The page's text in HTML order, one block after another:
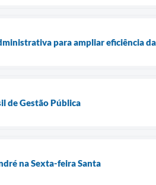
para ampliar eficiência
de Gestão Pública
na Sexta-feira Santa